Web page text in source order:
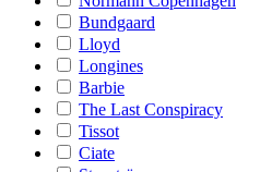
Bundgaard
Lloyd
Longines
Barbie
The Last Conspiracy
Tissot
Ciate